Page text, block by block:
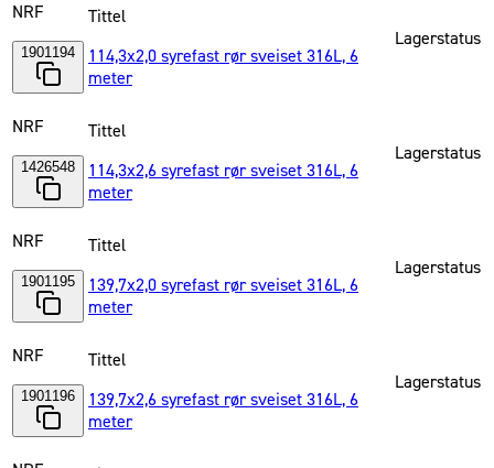
NRF
1901194
Tittel
114,3x2,0 syrefast rør sveiset 316L, 6
meter
Lagerstatus
NRF
1426548
Tittel
114,3x2,6 syrefast rør sveiset 316L, 6
meter
Lagerstatus
NRF
1901195
Tittel
139,7x2,0 syrefast rør sveiset 316L, 6
meter
Lagerstatus
NRF
1901196
Tittel
139,7x2,6 syrefast rør sveiset 316L, 6
meter
Lagerstatus